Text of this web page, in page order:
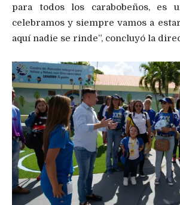
para todos los carabobeños, es
celebramos y siempre vamos a
aquí nadie se rinde”, concluyó la